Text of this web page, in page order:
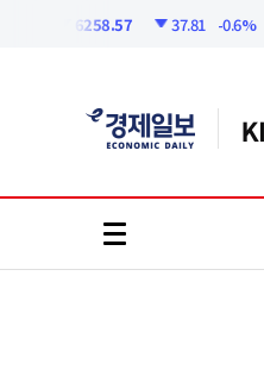
6258.57 37.81 -0.6%